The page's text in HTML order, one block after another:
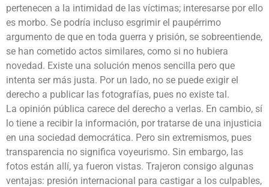
pertenecen a la intimidad de las víctimas; interesarse por ello
es morbo. Se podría incluso esgrimir el paupérrimo
argumento de que en toda guerra y prisión, se sobreentiende,
se han cometido actos similares, como si no hubiera
novedad. Existe una solución menos sencilla pero que
intenta ser más justa. Por un lado, no se puede exigir el
derecho a publicar las fotografías, pues no existe tal.
La opinión pública carece del derecho a verlas. En cambio, sí
lo tiene a recibir la información, por tratarse de una injusticia
en una sociedad democrática. Pero sin extremismos, pues
transparencia no significa voyeurismo. Sin embargo, las
fotos están allí, ya fueron vistas. Trajeron consigo algunas
ventajas: presión internacional para castigar a los culpables,